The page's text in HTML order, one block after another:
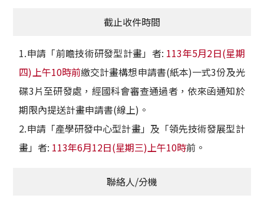
截止收件時間
1.申請「前瞻技術研發型計畫」者: 113年5月2日(星期
四)上午10時前繳交計畫構想申請書(紙本)一式3份及光
碟3片至研發處，經國科會審查通過者，依來函通知於
期限內提送計畫申請書(線上)。
2.申請「產學研發中心型計畫」及「領先技術發展型計
畫」者: 113年6月12日(星期三)上午10時前。
聯絡人/分機